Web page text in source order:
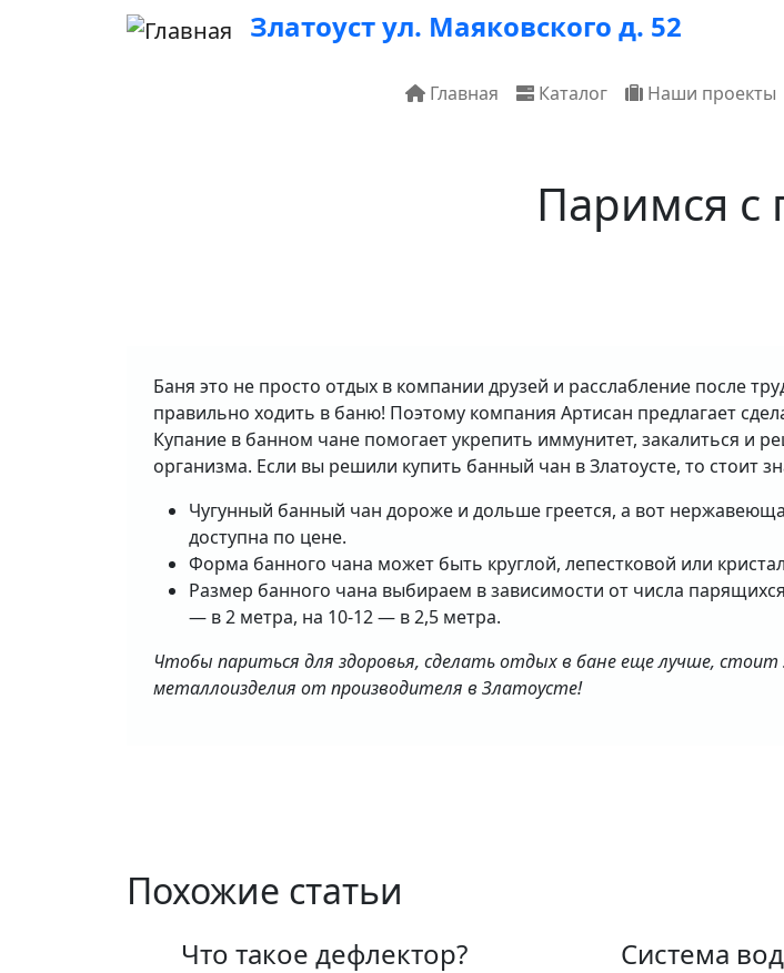
Перейти к основному содержаниюЗлатоуст ул. Маяковского д. 52
Основная навигация
Главная Каталог Наши проекты
Паримся с
Баня это не просто отдых в компании друзей и расслабление после
правильно ходить в баню! Поэтому компания Артисан предлагает
Купание в банном чане помогает укрепить иммунитет, закалиться и
организма. Если вы решили купить банный чан в Златоусте, то стоит
Чугунный банный чан дороже и дольше греется, а вот
доступна по цене.
Форма банного чана может быть круглой, лепестковой или
Размер банного чана выбираем в зависимости от числа
— в 2 метра, на 10-12 — в 2,5 метра.
Чтобы париться для здоровья, сделать отдых в бане еще лучше,
металлоизделия от производителя в Златоусте!
Похожие статьи
Что такое дефлектор? Система